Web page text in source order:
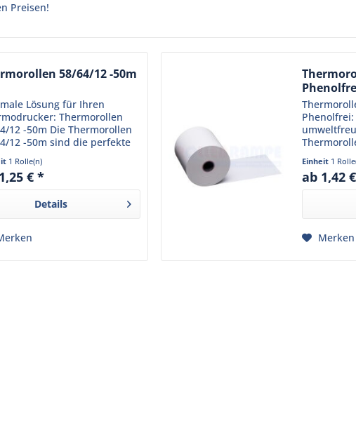
Preisen!
58/64/12 -50m
Lösung für Ihren
Thermorollen
12 -50m Die Thermorollen
12 -50m sind die perfekte
für Ihren Thermodrucker
of-Sale. Mit den Maßen
64 mm und 12 mm bieten
1 Rolle(n)
€ *
Details
Phenolfrei
Wert auf
Diese
Einheit 1
ab 1,42
Merken